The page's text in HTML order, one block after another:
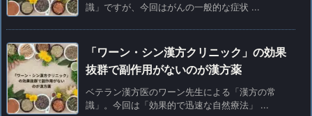
識」ですが、今回はがんの一般的な症状 ...
「ワーン・シン漢方クリニック」の効果
抜群で副作用がないのが漢方薬
ベテラン漢方医のワーン先生による「漢方の常
識」。今回は「効果的で迅速な自然療法」 ...